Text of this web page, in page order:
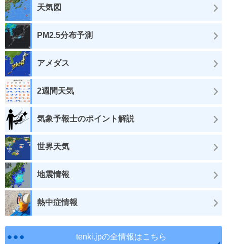
天気図
PM2.5分布予測
アメダス
2週間天気
気象予報士のポイント解説
世界天気
地震情報
熱中症情報
tenki.jpの全情報はこちら